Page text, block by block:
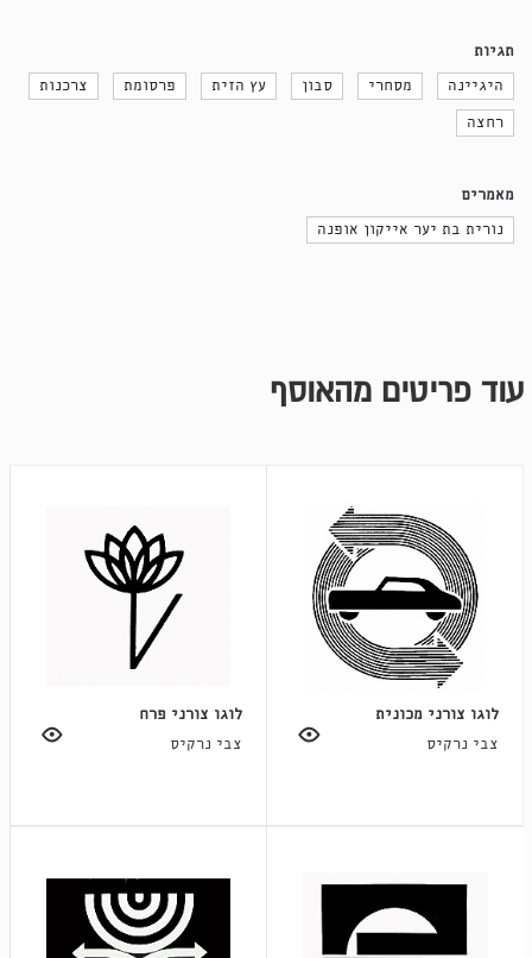
תגיות
היגיינה מסחרי סבון עץ הזית פרסומת צרכנות
רחצה
מאמרים
נורית בת יער אייקון אופנה
עוד פריטים מהאוסף
לוגו צורני מכונית
צבי נרקיס
לוגו צורני פרח
צבי נרקיס